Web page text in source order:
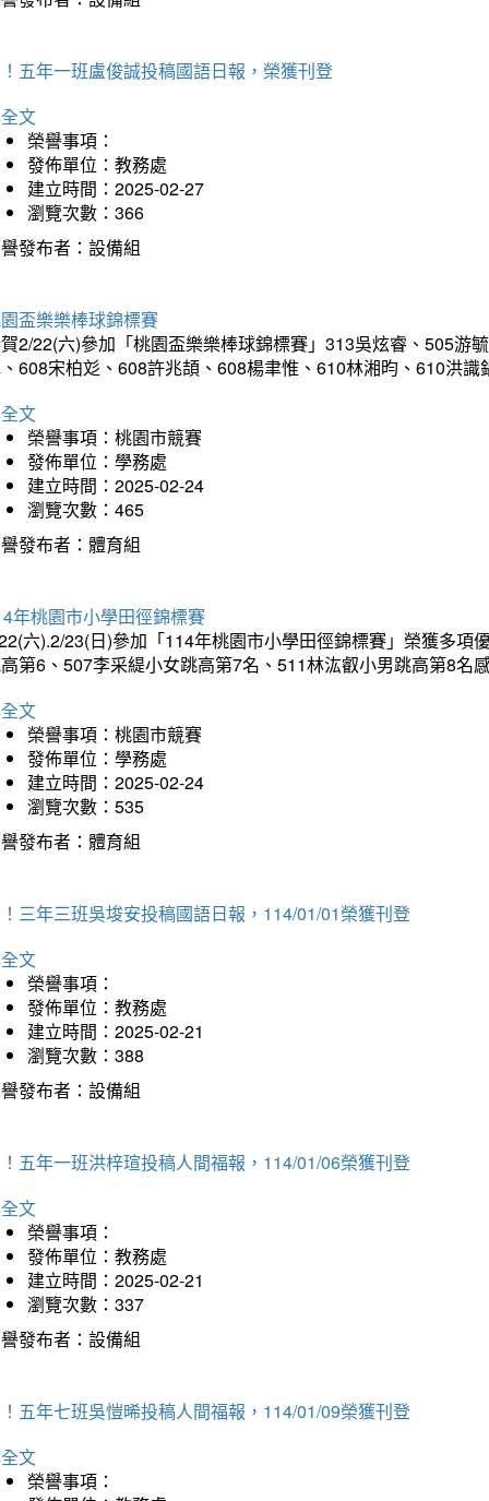
五年一班盧俊誠投稿國語日報，榮獲刊登
文
榮譽事項：
發佈單位：教務處
建立時間：2025-02-27
瀏覽次數：366
發布者：設備組
盃樂樂棒球錦標賽
2/22(六)參加「桃園盃樂樂棒球錦標賽」313吳炫睿、505游
608宋柏彣、608許兆頡、608楊聿惟、610林湘昀、610洪
文
榮譽事項：桃園市競賽
發佈單位：學務處
建立時間：2025-02-24
瀏覽次數：465
發布者：體育組
年桃園市小學田徑錦標賽
六).2/23(日)參加「114年桃園市小學田徑錦標賽」榮獲多
第6、507李采緹小女跳高第7名、511林汯叡小男跳高第8名
文
榮譽事項：桃園市競賽
發佈單位：學務處
建立時間：2025-02-24
瀏覽次數：535
發布者：體育組
三年三班吳埈安投稿國語日報，114/01/01榮獲刊登
文
榮譽事項：
發佈單位：教務處
建立時間：2025-02-21
瀏覽次數：388
發布者：設備組
五年一班洪梓瑄投稿人間福報，114/01/06榮獲刊登
文
榮譽事項：
發佈單位：教務處
建立時間：2025-02-21
瀏覽次數：337
發布者：設備組
五年七班吳愷晞投稿人間福報，114/01/09榮獲刊登
文
榮譽事項：